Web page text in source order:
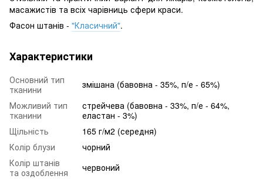
масажистів та всіх чарівниць сфери краси.
Фасон штанів - "Класичний".
Характеристики
Основний тип
тканини
змішана (бавовна - 35%, п/е - 65%)
Можливий тип
тканини
стрейчева (бавовна - 33%, п/е - 64%,
еластан - 3%)
Щільність
165 г/м2 (середня)
Колір блузи
чорний
Колір штанів
та оздоблення
червоний